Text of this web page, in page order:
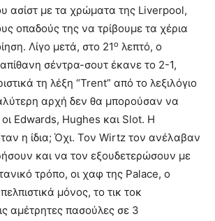
ασίστ με τα χρώματα της Liverpool,
οπαδούς της να τρίβουμε τα χέρια
Λίγο μετά, στο 21ο λεπτό, ο
σέντρα-σουτ έκανε το 2-1,
τη λέξη “Trent” από το λεξιλόγιο
αρχή δεν θα μπορούσαν να
Edwards, Hughes και Slot. Η
η ίδια; Όχι. Τον Wirtz τον ανέλαβαν
και να τον εξουδετερώσουν με
τρόπο, οι χαφ της Palace, ο
μόνος, το τικ τοκ
αμέτρητες πασούλες σε 3